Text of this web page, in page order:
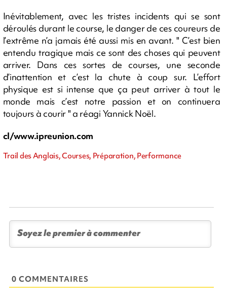
Inévitablement, avec les tristes incidents qui se sont
déroulés durant le course, le danger de ces coureurs de
l’extrême n’a jamais été aussi mis en avant. " C’est bien
entendu tragique mais ce sont des choses qui peuvent
arriver. Dans ces sortes de courses, une seconde
d’inattention et c’est la chute à coup sur. L’effort
physique est si intense que ça peut arriver à tout le
monde mais c’est notre passion et on continuera
toujours à courir " a réagi Yannick Noël.
cl/www.ipreunion.com
Trail des Anglais, Courses, Préparation, Performance
0 COMMENTAIRES